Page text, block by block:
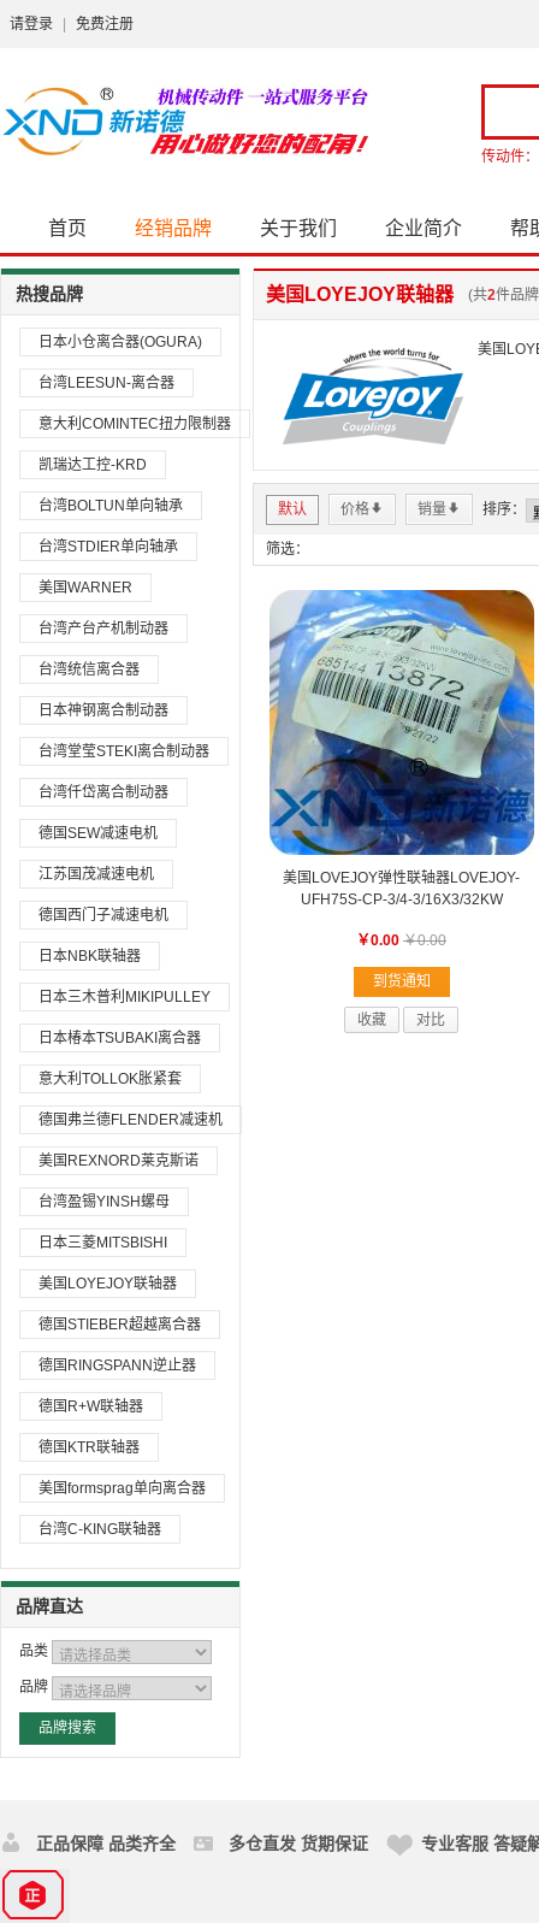
请登录 免费注册
传动件：
首页 经销品牌 关于我们 企业简介 帮
热搜品牌
日本小仓离合器(OGURA)
台湾LEESUN-离合器
意大利COMINTEC扭力限制器
凯瑞达工控-KRD
台湾BOLTUN单向轴承
台湾STDIER单向轴承
美国WARNER
台湾产台产机制动器
台湾统信离合器
日本神钢离合制动器
台湾堂莹STEKI离合制动器
台湾仟岱离合制动器
德国SEW减速电机
江苏国茂减速电机
德国西门子减速电机
日本NBK联轴器
日本三木普利MIKIPULLEY
日本椿本TSUBAKI离合器
意大利TOLLOK胀紧套
德国弗兰德FLENDER减速机
美国REXNORD莱克斯诺
台湾盈锡YINSH螺母
日本三菱MITSBISHI
美国LOYEJOY联轴器
德国STIEBER超越离合器
德国RINGSPANN逆止器
德国R+W联轴器
德国KTR联轴器
美国formsprag单向离合器
台湾C-KING联轴器
品牌直达
品类
品牌
美国LOYEJOY联轴器 (共2件品
美国
默认 价格* 销量* 排序：
筛选：
美国LOVEJOY弹性联轴器LOVEJOY-
UFH75S-CP-3/4-3/16X3/32KW
￥0.00 ￥0.00
到货通知
收藏 对比
正品保障 品类齐全 多仓直发 货期保证 专业客服 答疑